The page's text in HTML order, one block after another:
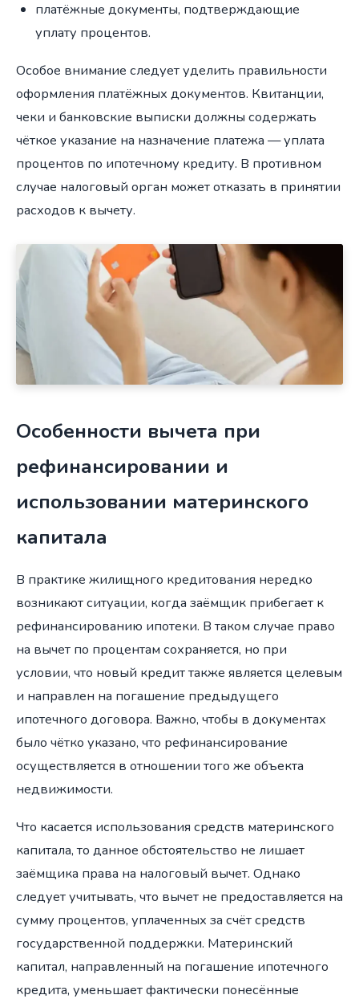
платёжные документы, подтверждающие
уплату процентов.
Особое внимание следует уделить правильности
оформления платёжных документов. Квитанции,
чеки и банковские выписки должны содержать
чёткое указание на назначение платежа — уплата
процентов по ипотечному кредиту. В противном
случае налоговый орган может отказать в принятии
расходов к вычету.
Особенности вычета при
рефинансировании и
использовании материнского
капитала
В практике жилищного кредитования нередко
возникают ситуации, когда заёмщик прибегает к
рефинансированию ипотеки. В таком случае право
на вычет по процентам сохраняется, но при
условии, что новый кредит также является целевым
и направлен на погашение предыдущего
ипотечного договора. Важно, чтобы в документах
было чётко указано, что рефинансирование
осуществляется в отношении того же объекта
недвижимости.
Что касается использования средств материнского
капитала, то данное обстоятельство не лишает
заёмщика права на налоговый вычет. Однако
следует учитывать, что вычет не предоставляется на
сумму процентов, уплаченных за счёт средств
государственной поддержки. Материнский
капитал, направленный на погашение ипотечного
кредита, уменьшает фактически понесённые